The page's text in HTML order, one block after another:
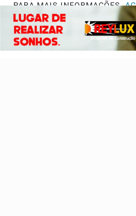
Pesquisar Notícia
PARA MAIS INFORMAÇÕES,
CLICANDO AQUI